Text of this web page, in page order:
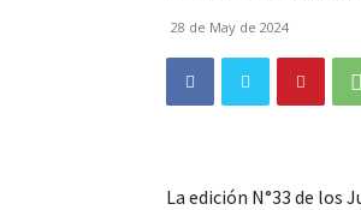
28 de May de 2024
La edición N°33 de los